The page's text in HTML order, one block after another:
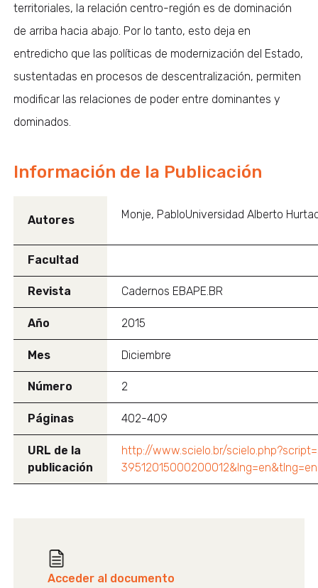
territoriales, la relación centro-región es de dominación
de arriba hacia abajo. Por lo tanto, esto deja en
entredicho que las políticas de modernización del Estado,
sustentadas en procesos de descentralización, permiten
modificar las relaciones de poder entre dominantes y
dominados.
Información de la Publicación
Autores Monje, PabloUniversidad Alberto
Facultad
Revista Cadernos EBAPE.BR
Año 2015
Mes Diciembre
Número 2
Páginas 402-409
URL de la
publicación
http://www.scielo.br/
Acceder al documento